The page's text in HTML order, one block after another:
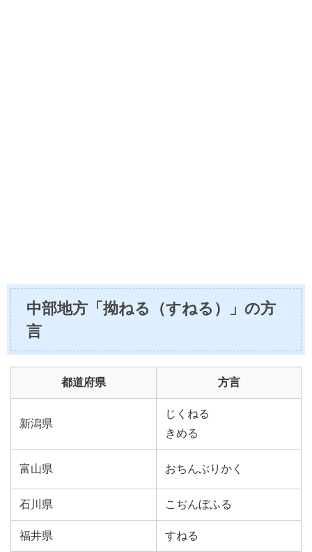
中部地方「拗ねる（すねる）」の方
言
都道府県 方言
新潟県
じくねる
きめる
富山県 おちんぶりかく
石川県 こぢんぼふる
福井県 すねる